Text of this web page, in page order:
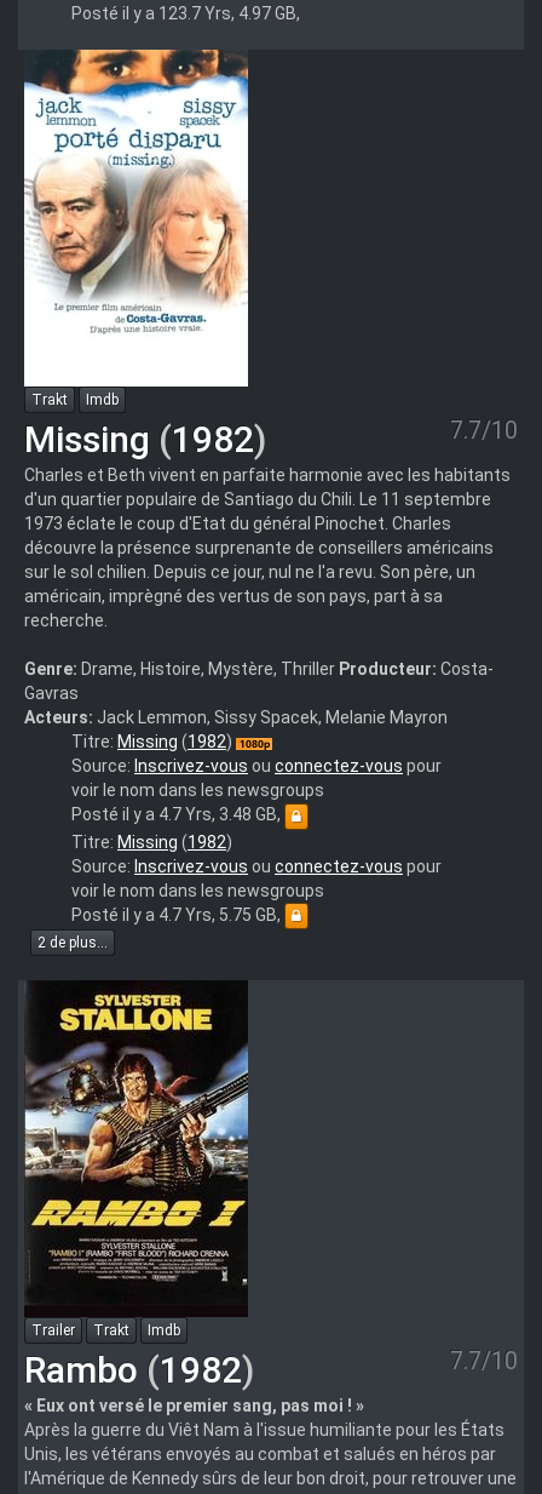
SUBFRENCH
BluRay
x264-
DuSS
Posté il y a 123.7 Yrs, 4.97 GB,
Trakt Imdb
Missing (1982) 7.7/10
Charles et Beth vivent en parfaite harmonie avec les habitants
d'un quartier populaire de Santiago du Chili. Le 11 septembre
1973 éclate le coup d'Etat du général Pinochet. Charles
découvre la présence surprenante de conseillers américains
sur le sol chilien. Depuis ce jour, nul ne l'a revu. Son père, un
américain, imprègné des vertus de son pays, part à sa
recherche.
Genre: Drame, Histoire, Mystère, Thriller Producteur: Costa-
Gavras
Acteurs: Jack Lemmon, Sissy Spacek, Melanie Mayron
Missing
Costa
Gavras
MULTI
BDRip
1080p
AAC-
DarkJuju
Titre: Missing (1982)
Source: Inscrivez-vous ou connectez-vous pour
voir le nom dans les newsgroups
Posté il y a 4.7 Yrs, 3.48 GB,
Missing
Porte
disparu
1982
RM
MULTI
1080i
BluRay
HEVC
FLAC-
AZAZE
Titre: Missing (1982)
Source: Inscrivez-vous ou connectez-vous pour
voir le nom dans les newsgroups
Posté il y a 4.7 Yrs, 5.75 GB,
2 de plus...
Trailer Trakt Imdb
Rambo (1982) 7.7/10
« Eux ont versé le premier sang, pas moi ! »
Après la guerre du Viêt Nam à l'issue humiliante pour les États
Unis, les vétérans envoyés au combat et salués en héros par
l'Amérique de Kennedy sûrs de leur bon droit, pour retrouver une